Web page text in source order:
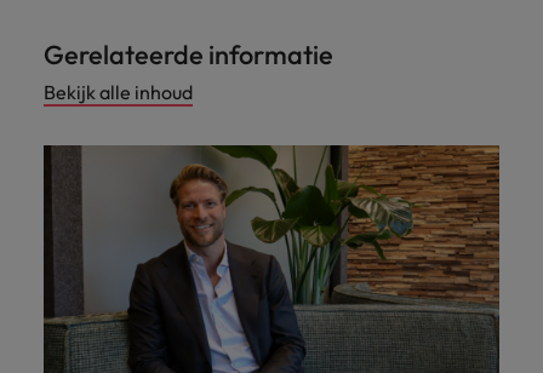
Gerelateerde informatie
Bekijk alle inhoud